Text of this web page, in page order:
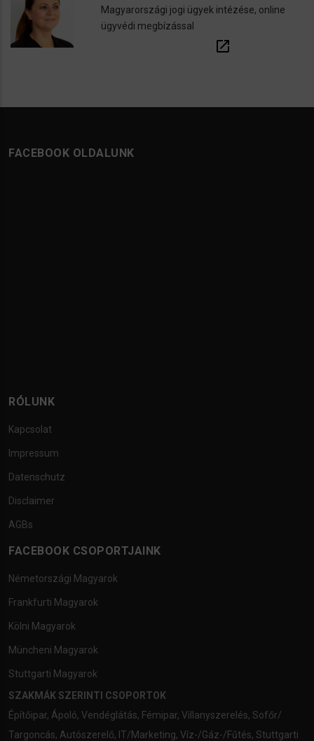
Magyarországi jogi ügyek intézése, online
ügyvédi megbízással
open_in_new
FACEBOOK OLDALUNK
RÓLUNK
Kapcsolat
Impressum
Datenschutz
Disclaimer
AGBs
FACEBOOK CSOPORTJAINK
Németországi Magyarok
Frankfurti Magyarok
Kölni Magyarok
Müncheni Magyarok
Stuttgarti Magyarok
SZAKMÁK SZERINTI CSOPORTOK
Építőipar, Ápoló, Vendéglátás, Fémipar, Villanyszerelés, Sofőr/
Targoncás, Autószerelő, IT/Marketing, Víz-/Gáz-/Fűtés, Stuttgarti